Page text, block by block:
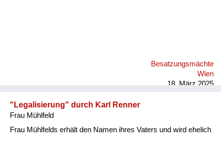
Wiederaufbau und
Wohnen
Besatzungsmächte
Wien
18. März 2025
"Legalisierung" durch Karl Renner
Frau Mühlfeld
Frau Mühlfelds erhält den Namen ihres Vaters und wird ehelich